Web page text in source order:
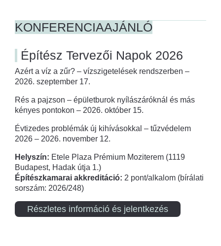
KONFERENCIAAJÁNLÓ
Építész Tervezői Napok 2026
Azért a víz a zűr? – vízszigetelések rendszerben –
2026. szeptember 17.
Rés a pajzson – épületburok nyílászáróknál és más
kényes pontokon – 2026. október 15.
Évtizedes problémák új kihívásokkal – tűzvédelem
2026 – 2026. november 12.
Helyszín: Etele Plaza Prémium Moziterem (1119
Budapest, Hadak útja 1.)
Építészkamarai akkreditáció: 2 pont/alkalom (bírálati
sorszám: 2026/248)
Részletes információ és jelentkezés